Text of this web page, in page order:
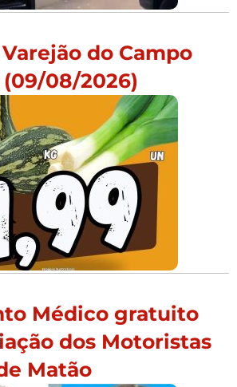
do Campo
08/2026)
Médico gratuito
dos Motoristas
Matão